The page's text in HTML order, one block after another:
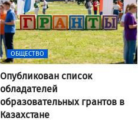
ОБЩЕСТВО
Опубликован список
обладателей
образовательных грантов в
Казахстане